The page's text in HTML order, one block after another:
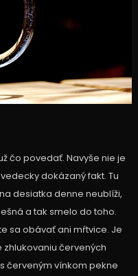
čo povedať. Navyše nie je
dokázaný fakt. Tu
desiatka denne neublíži,
a tak smelo do toho.
sa obávať ani mŕtvice. Je
červených
červeným vínkom pekne